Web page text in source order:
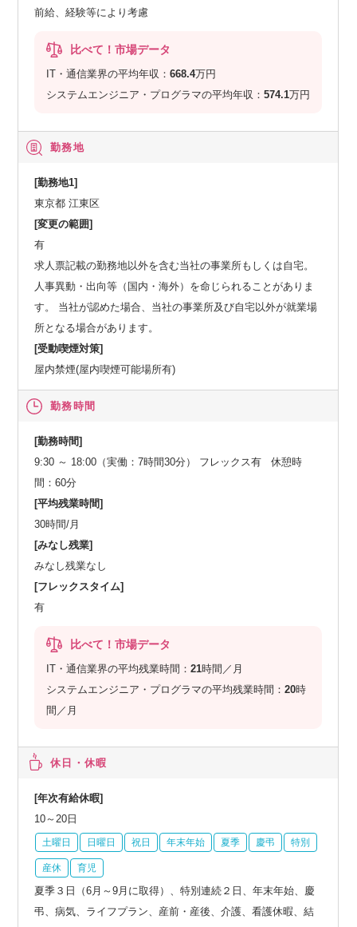
前給、経験等により考慮
比べて！市場データ
IT・通信業界の平均年収：668.4万円
システムエンジニア・プログラマの平均年収：574.1万円
勤務地
[勤務地1]
東京都 江東区
[変更の範囲]
有
求人票記載の勤務地以外を含む当社の事業所もしくは自宅。
人事異動・出向等（国内・海外）を命じられることがありま
す。 当社が認めた場合、当社の事業所及び自宅以外が就業場
所となる場合があります。
[受動喫煙対策]
屋内禁煙(屋内喫煙可能場所有)
勤務時間
[勤務時間]
9:30 ～ 18:00（実働：7時間30分） フレックス有 休憩時
間：60分
[平均残業時間]
30時間/月
[みなし残業]
みなし残業なし
[フレックスタイム]
有
比べて！市場データ
IT・通信業界の平均残業時間：21時間／月
システムエンジニア・プログラマの平均残業時間：20時
間／月
休日・休暇
[年次有給休暇]
10～20日
土曜日 日曜日 祝日 年末年始 夏季 慶弔 特別
産休 育児
夏季３日（6月～9月に取得）、特別連続２日、年末年始、慶
弔、病気、ライフプラン、産前・産後、介護、看護休暇、結